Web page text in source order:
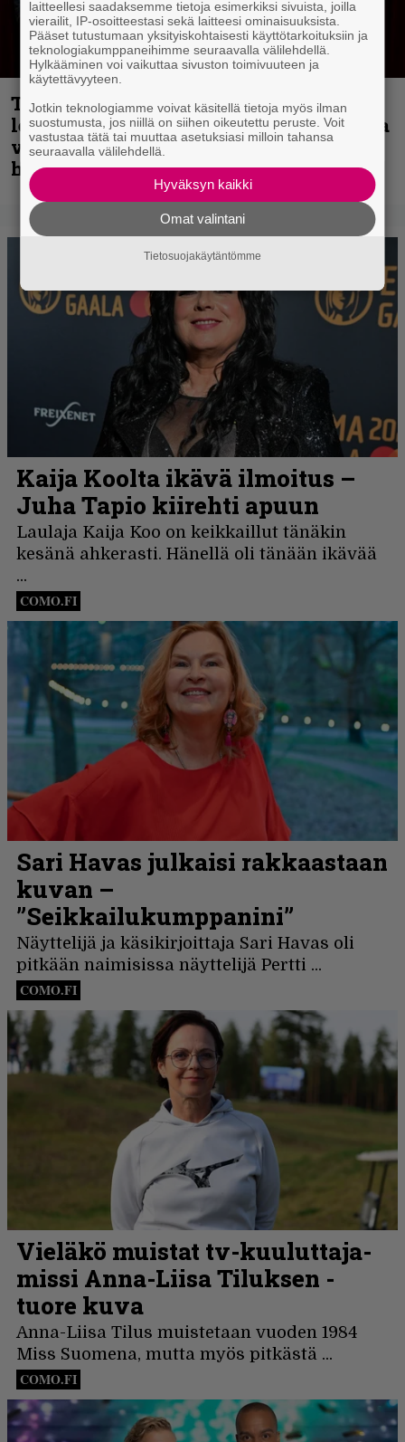
Thrash ’n’ roll -yhtye Madred ryydittää
levyjulkaisua keikkareissulla kuvatulla
videolla – ”Oltiin pakussa kusihädässä
helvetin väsyneenä…”
laitteellesi saadaksemme tietoja esimerkiksi sivuista, joilla
vierailit, IP-osoitteestasi sekä laitteesi ominaisuuksista.
Pääset tutustumaan yksityiskohtaisesti käyttötarkoituksiin ja
teknologiakumppaneihimme seuraavalla välilehdellä.
Hylkääminen voi vaikuttaa sivuston toimivuuteen ja
käytettävyyteen.
Jotkin teknologiamme voivat käsitellä tietoja myös ilman
suostumusta, jos niillä on siihen oikeutettu peruste. Voit
vastustaa tätä tai muuttaa asetuksiasi milloin tahansa
seuraavalla välilehdellä.
Hyväksyn kaikki
Omat valintani
Tietosuojakäytäntömme